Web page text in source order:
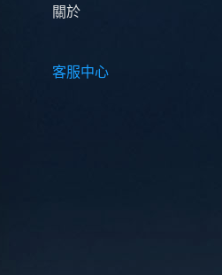
關於
客服中心